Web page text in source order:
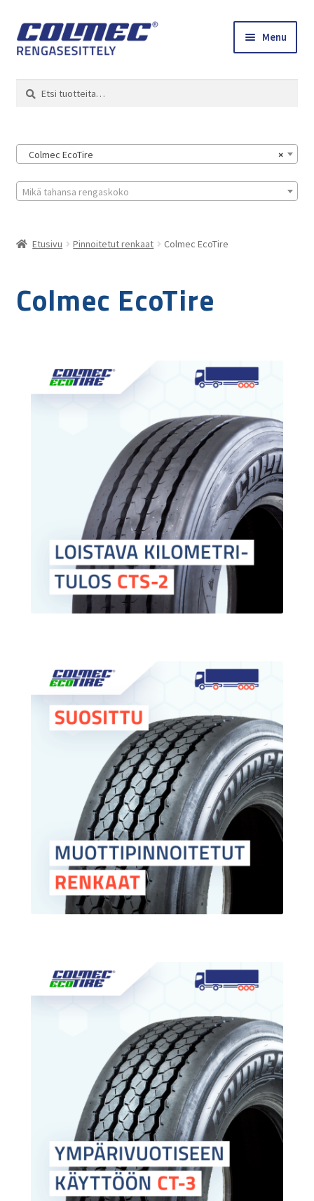
Skip
to
Skip
to
Menu
Colmec
0 tuotetta tarjouspyynnössä
Etsi:
Haku
×
Colmec EcoTire
Mikä tahansa rengaskoko
Etusivu Pinnoitetut renkaat Colmec EcoTire
Colmec EcoTire